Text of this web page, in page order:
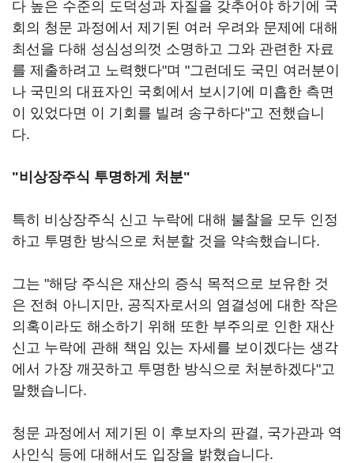
다 높은 수준의 도덕성과 자질을 갖추어야 하기에 국
회의 청문 과정에서 제기된 여러 우려와 문제에 대해
최선을 다해 성심성의껏 소명하고 그와 관련한 자료
를 제출하려고 노력했다"며 "그런데도 국민 여러분이
나 국민의 대표자인 국회에서 보시기에 미흡한 측면
이 있었다면 이 기회를 빌려 송구하다"고 전했습니
다.
"비상장주식 투명하게 처분"
특히 비상장주식 신고 누락에 대해 불찰을 모두 인정
하고 투명한 방식으로 처분할 것을 약속했습니다.
그는 "해당 주식은 재산의 증식 목적으로 보유한 것
은 전혀 아니지만, 공직자로서의 염결성에 대한 작은
의혹이라도 해소하기 위해 또한 부주의로 인한 재산
신고 누락에 관해 책임 있는 자세를 보이겠다는 생각
에서 가장 깨끗하고 투명한 방식으로 처분하겠다"고
말했습니다.
청문 과정에서 제기된 이 후보자의 판결, 국가관과 역
사인식 등에 대해서도 입장을 밝혔습니다.